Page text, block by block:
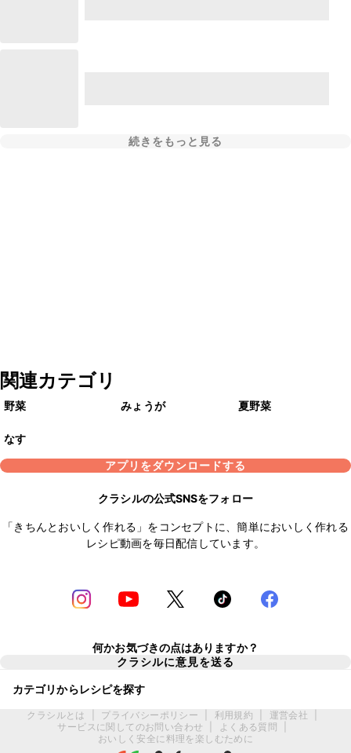
続きをもっと見る
関連カテゴリ
野菜 みょうが 夏野菜
なす
アプリをダウンロードする
クラシルの公式SNSをフォロー
「きちんとおいしく作れる」をコンセプトに、簡単においしく作れる
レシピ動画を毎日配信しています。
何かお気づきの点はありますか？
クラシルに意見を送る
カテゴリからレシピを探す
クラシルとは プライバシーポリシー 利用規約 運営会社
サービスに関してのお問い合わせ
よくある質問
おいしく安全に料理を楽しむために